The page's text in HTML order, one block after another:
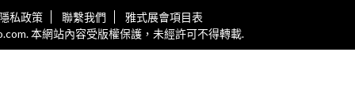
隱私政策 聯繫我們
雅式展會項目表
本網站內容受版權保護，未經許可不得轉載.